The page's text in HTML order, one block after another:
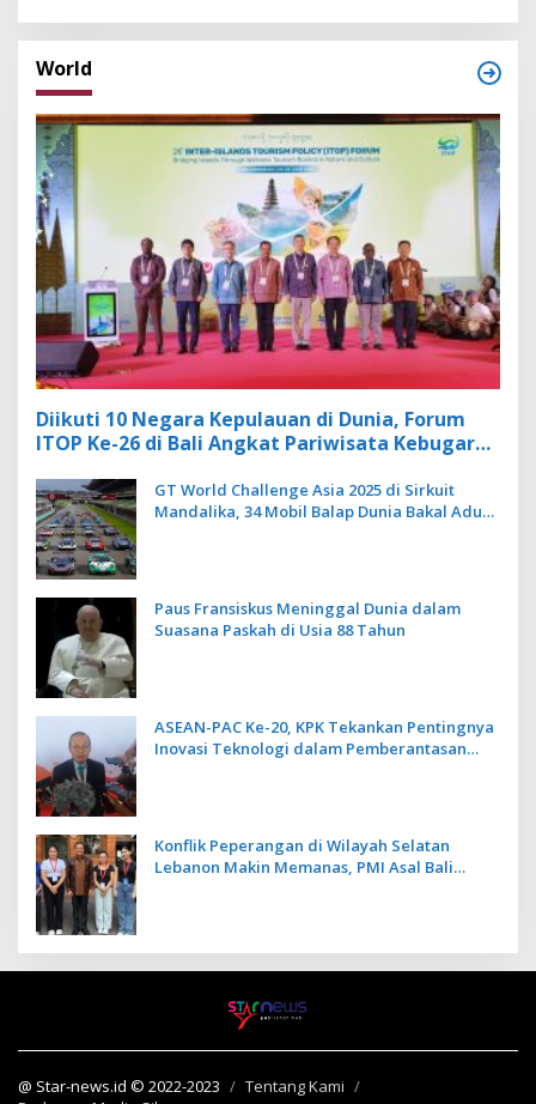
World
Diikuti 10 Negara Kepulauan di Dunia, Forum
ITOP Ke-26 di Bali Angkat Pariwisata Kebugaran
GT World Challenge Asia 2025 di Sirkuit
Mandalika, 34 Mobil Balap Dunia Bakal Adu
Paus Fransiskus Meninggal Dunia dalam
Suasana Paskah di Usia 88 Tahun
ASEAN-PAC Ke-20, KPK Tekankan Pentingnya
Inovasi Teknologi dalam Pemberantasan
Konflik Peperangan di Wilayah Selatan
Lebanon Makin Memanas, PMI Asal Bali
@ Star-news.id © 2022-2023
Tentang Kami